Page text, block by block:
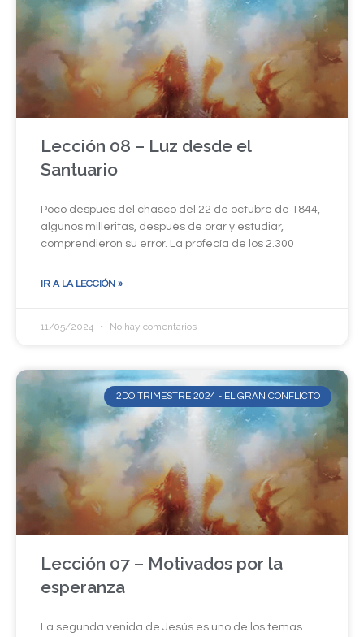
Lección 08 – Luz desde el
Santuario
Poco después del chasco del 22 de octubre de 1844,
algunos milleritas, después de orar y estudiar,
comprendieron su error. La profecía de los 2.300
IR A LA LECCIÓN »
11/05/2024 No hay comentarios
2DO TRIMESTRE 2024 - EL GRAN CONFLICTO
Lección 07 – Motivados por la
esperanza
La segunda venida de Jesús es uno de los temas